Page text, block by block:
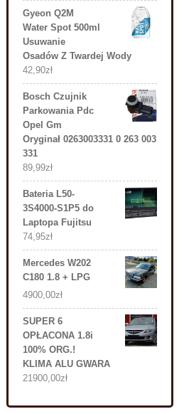
Gyeon Q2M
Water Spot 500ml
Usuwanie
Osadów Z Twardej Wody
42,90zł
Bosch Czujnik
Parkowania Pdc
Opel Gm
Oryginał 0263003331 0 263 003
331
89,99zł
Bateria L50-
3S4000-S1P5 do
Laptopa Fujitsu
74,95zł
Mercedes W202
C180 1.8 + LPG
4900,00zł
SUPER 6
OPŁACONA 1.8i
100% ORG.!
KLIMA ALU GWARA
21900,00zł